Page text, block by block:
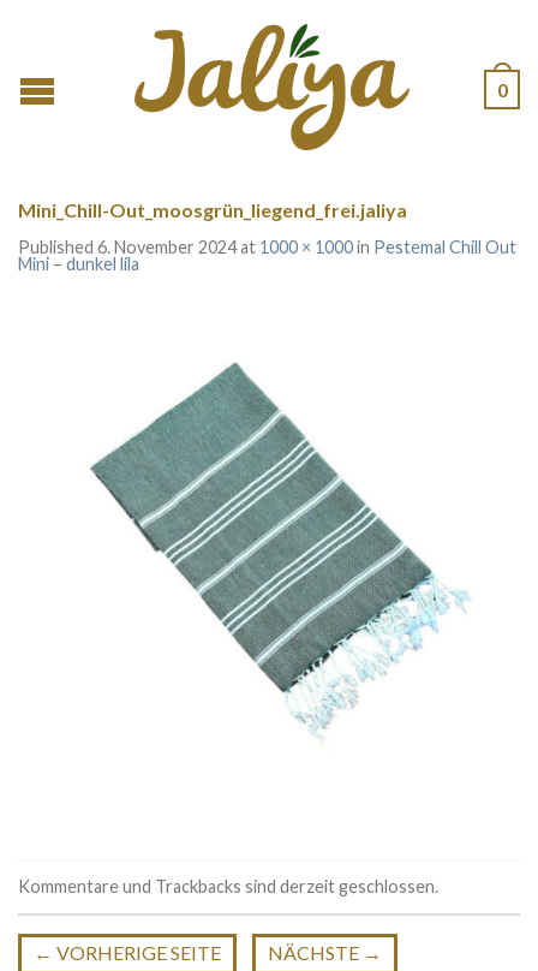
0
Mini_Chill-Out_moosgrün_liegend_frei.jaliya
Published 6. November 2024at 1000 × 1000in Pestemal Chill Out
Mini – dunkel lila
Kommentare und Trackbacks sind derzeit geschlossen.
← VORHERIGE SEITE NÄCHSTE →